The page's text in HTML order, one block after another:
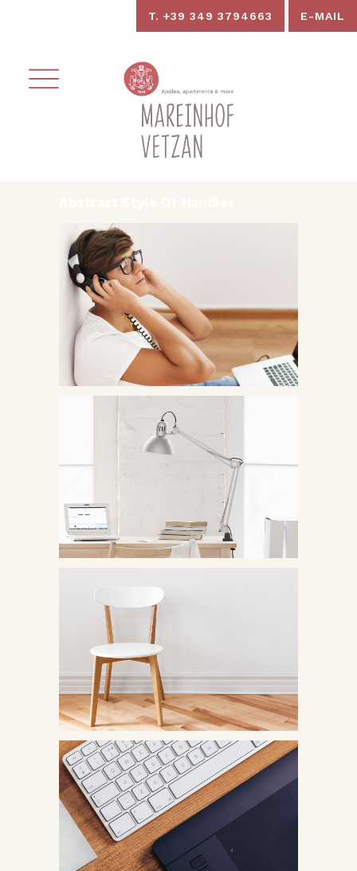
T. +39 349 3794663 E-MAIL